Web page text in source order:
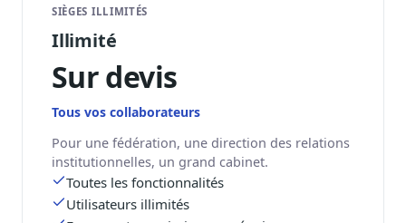
23 flux indexés
Nouveautés produit
Public Sénat, ONG, cabinets
Qui sommes-nous
Méthode, valeurs et équipe
Charte IA
SIÈGES ILLIMITÉS
Illimité
Sur devis
Tous vos collaborateurs
Pour une fédération, une direction des relations
institutionnelles, un grand cabinet.
Toutes les fonctionnalités
Utilisateurs illimités